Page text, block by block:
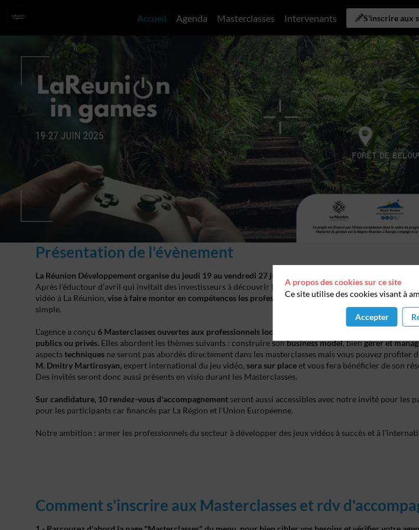
Accueil Agenda Masterclasses Intervenants S'inscrire aux
Présentation de l'évènement
La Réunion Développement organise du jeudi 19 au vendredi 27 juin, La Réunion in Games "Masterclasses"
Après l'éductour d’avril qui invitait des investisseurs à découvrir les talents locaux et faire découvrir La
vidéo à La Réunion, vise à faire monter en compétences les professionnels sur l’aspect business.En effet,
simple.
L’agence a conçu 6 Masterclasses ouvertes aux professionnels locaux, gérants de studios, créateurs
publics ou privés. Elles abordent les thèmes suivants : construire sonbusiness model, biengérer et
aspectstechniques ne seront pas abordés directement dans les masterclasses mais vous pouvez profiter
M. Dmitry Martirosyan,expert international du jeu vidéo, sera sur placeet vous fera bénéficier de son
Des invités seront donc aussi présents en visio durant les Masterclasses.
Sur candidature, 10 rendez-vous d'accompagnement seront aussi accessibles avec notre invité pour les
pour les participants car financés par La Région et l'Union Européenne.
Notre ambition : armer les professionnels du secteur à développer des jeux vidéos à succès et à
Comment s'inscrire aux Masterclasses et rdv
A propos des cookies sur ce site
Ce site utilise des cookies visant à
Accepter